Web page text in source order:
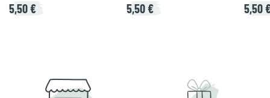
5,50 € 5,50 € 5,50